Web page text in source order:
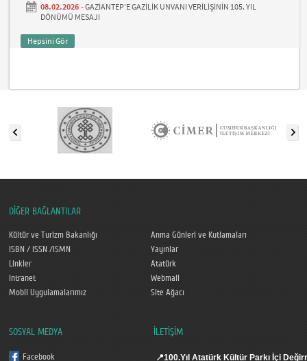
08.02.2026 -GAZİANTEP’E GAZİLİK UNVANI VERİLİŞİNİN 105. YIL
DÖNÜMÜ MESAJI
Hepsini Gör
DİĞER BAĞLANTILAR
Kültür ve Turizm Bakanlığı
Anma Günleri ve Kutlamaları
ISBN / ISSN /ISMN
Yayınlar
Linkler
Atatürk
Intranet
Webmail
Mobil Uygulamalarımız
Site Ağacı
SOSYAL MEDYA
Facebook
İLETİŞİM
📍100.Yıl Atatürk Kültür Parkı İçi